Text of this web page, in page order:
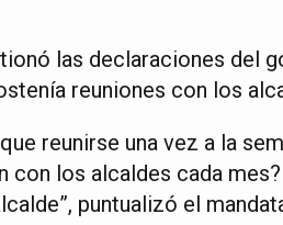
las declaraciones del
reuniones con los
reunirse una vez a la
con los alcaldes cada
puntualizó el